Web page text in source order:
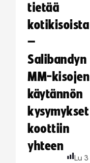
tietää
kotikisoista
–
Salibandyn
MM-kisojen
käytännön
kysymykset
koottiin
yhteen
Lu 3